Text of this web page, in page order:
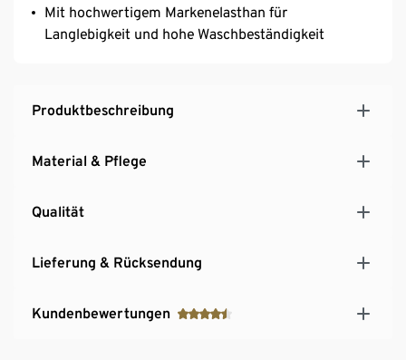
Mit hochwertigem Markenelasthan für
Langlebigkeit und hohe Waschbeständigkeit
Produktbeschreibung
Material & Pflege
Qualität
Lieferung & Rücksendung
Kundenbewertungen